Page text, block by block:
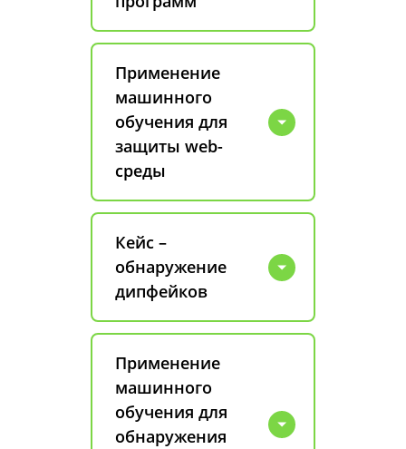
Применение
машинного
обучения для
защиты web-
среды
Кейс –
обнаружение
дипфейков
Применение
машинного
обучения для
обнаружения